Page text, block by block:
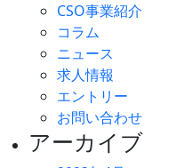
CSO事業紹介
コラム
ニュース
求人情報
エントリー
お問い合わせ
アーカイブ